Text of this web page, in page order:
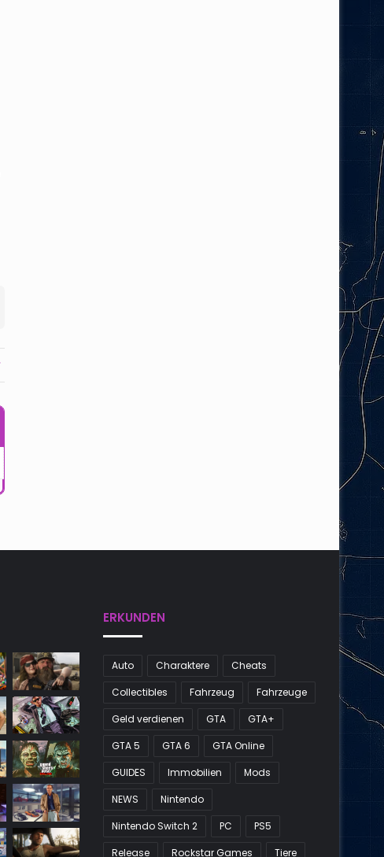
ERKUNDEN
Auto Charaktere
Cheats
Collectibles
Fahrzeug
Fahrzeuge
Geld verdienen
GTA
GTA+
GTA 5
GTA 6
GTA Online
GUIDES
Immobilien
Mods
NEWS
Nintendo
Nintendo Switch 2
PC
PS5
Release
Rockstar Games Tiere